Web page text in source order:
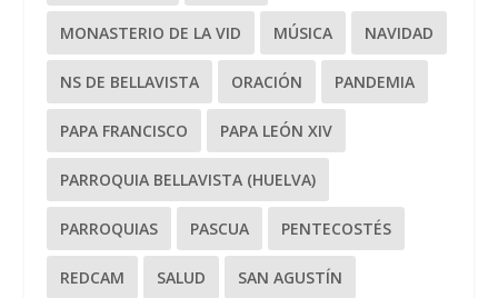
MONASTERIO DE LA VID MÚSICA NAVIDAD
NS DE BELLAVISTA ORACIÓN PANDEMIA
PAPA FRANCISCO PAPA LEÓN XIV
PARROQUIA BELLAVISTA (HUELVA)
PARROQUIAS PASCUA PENTECOSTÉS
REDCAM SALUD SAN AGUSTÍN